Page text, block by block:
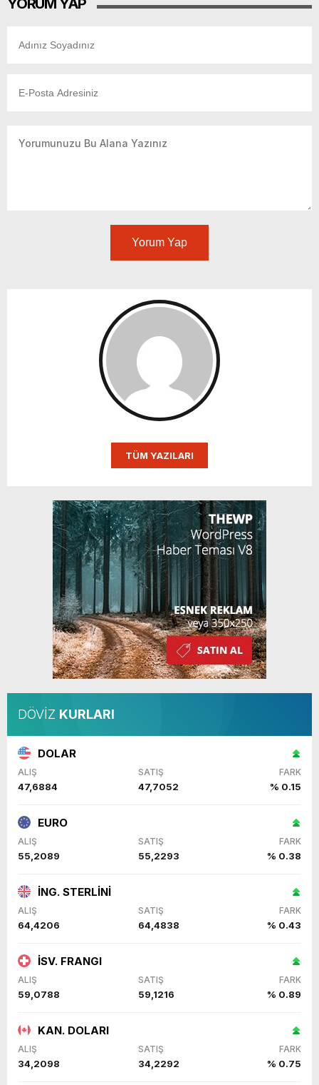
Yorum Yap
TÜM YAZILARI
DÖVİZ KURLARI
DOLAR
ALIŞ SATIŞ FARK
47,6884 47,7052 % 0.15
EURO
ALIŞ SATIŞ FARK
55,2089 55,2293 % 0.38
İNG. STERLİNİ
ALIŞ SATIŞ FARK
64,4206 64,4838 % 0.43
İSV. FRANGI
ALIŞ SATIŞ FARK
59,0788 59,1216 % 0.89
KAN. DOLARI
ALIŞ SATIŞ FARK
34,2098 34,2292 % 0.75